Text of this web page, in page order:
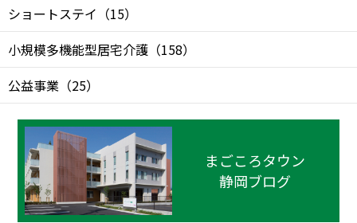
ショートステイ （15）
小規模多機能型居宅介護 （158）
公益事業 （25）
まごころタウン
静岡ブログ